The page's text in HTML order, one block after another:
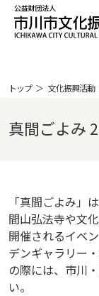
公益財団
トップ 文化振興活動
真間ごよみ
「真間ごよみ」
間山弘法寺や文
開催されるイベ
デンギャラリー
の際には、市川
い。